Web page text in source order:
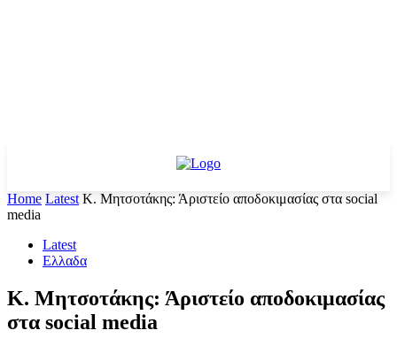
Home Latest K. Μητσοτάκης: Άριστείο αποδοκιμασίας στα social
media
Latest
Ελλαδα
K. Μητσοτάκης: Άριστείο αποδοκιμασίας
στα social media